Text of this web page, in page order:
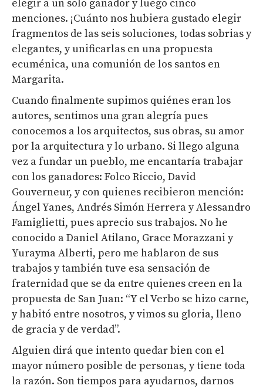
elegir a un solo ganador y luego cinco
menciones. ¡Cuánto nos hubiera gustado elegir
fragmentos de las seis soluciones, todas sobrias y
elegantes, y unificarlas en una propuesta
ecuménica, una comunión de los santos en
Margarita.
Cuando finalmente supimos quiénes eran los
autores, sentimos una gran alegría pues
conocemos a los arquitectos, sus obras, su amor
por la arquitectura y lo urbano. Si llego alguna
vez a fundar un pueblo, me encantaría trabajar
con los ganadores: Folco Riccio, David
Gouverneur, y con quienes recibieron mención:
Ángel Yanes, Andrés Simón Herrera y Alessandro
Famiglietti, pues aprecio sus trabajos. No he
conocido a Daniel Atilano, Grace Morazzani y
Yurayma Alberti, pero me hablaron de sus
trabajos y también tuve esa sensación de
fraternidad que se da entre quienes creen en la
propuesta de San Juan: “Y el Verbo se hizo carne,
y habitó entre nosotros, y vimos su gloria, lleno
de gracia y de verdad”.
Alguien dirá que intento quedar bien con el
mayor número posible de personas, y tiene toda
la razón. Son tiempos para ayudarnos, darnos